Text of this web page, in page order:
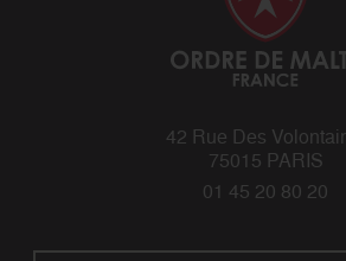
42 Rue Des
75015 PARIS
01 45 20 80 20